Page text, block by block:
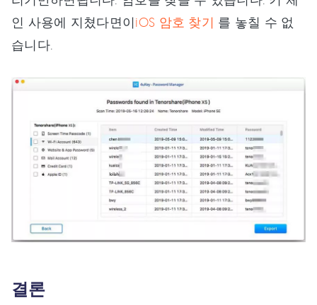
인 사용에 지쳤다면이iOS 암호 찾기 를 놓칠 수 없
습니다.
결론